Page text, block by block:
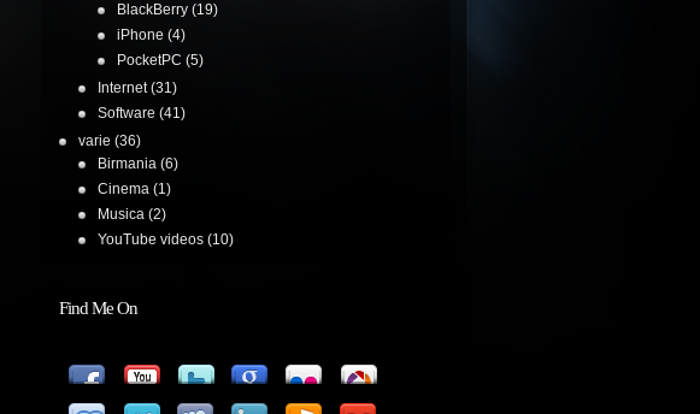
BlackBerry (19)
iPhone (4)
PocketPC (5)
Internet(31)
Software (41)
varie (36)
Birmania (6)
Cinema (1)
Musica (2)
YouTube videos (10)
Find Me On